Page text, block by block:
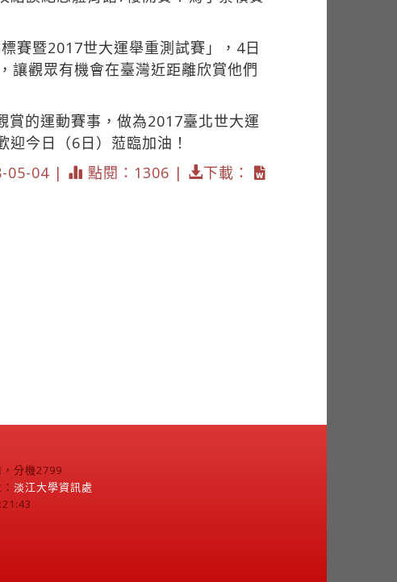
賽暨2017世大運舉重測試賽」，4日
讓觀眾有機會在臺灣近距離欣賞他們
賞的運動賽事，做為2017臺北世大運
今日（6日）蒞臨加油！
05-04 | 點閱：1306 | 下載：
分機2799
淡江大學資訊處